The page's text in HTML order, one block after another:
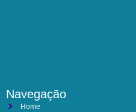
Navegação
Home